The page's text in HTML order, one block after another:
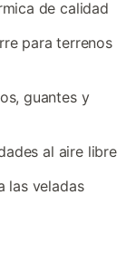
de calidad
para terrenos
guantes y
al aire libre
las veladas